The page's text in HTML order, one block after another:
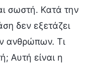
σωστή. Κατά την
δεν εξετάζει
ανθρώπων. Τι
Αυτή είναι η